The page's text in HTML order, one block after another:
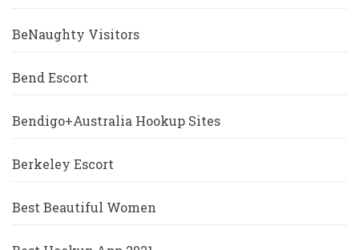
BeNaughty Visitors
Bend Escort
Bendigo+Australia Hookup Sites
Berkeley Escort
Best Beautiful Women